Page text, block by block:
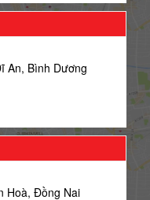
An, Bình Dương
Hoà, Đồng Nai